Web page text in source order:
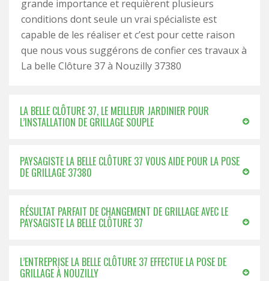
grande importance et requièrent plusieurs
conditions dont seule un vrai spécialiste est
capable de les réaliser et c’est pour cette raison
que nous vous suggérons de confier ces travaux à
La belle Clôture 37 à Nouzilly 37380
LA BELLE CLÔTURE 37, LE MEILLEUR JARDINIER POUR
L’INSTALLATION DE GRILLAGE SOUPLE
PAYSAGISTE LA BELLE CLÔTURE 37 VOUS AIDE POUR LA POSE
DE GRILLAGE 37380
RÉSULTAT PARFAIT DE CHANGEMENT DE GRILLAGE AVEC LE
PAYSAGISTE LA BELLE CLÔTURE 37
L’ENTREPRISE LA BELLE CLÔTURE 37 EFFECTUE LA POSE DE
GRILLAGE À NOUZILLY